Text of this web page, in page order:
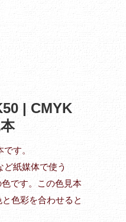
| CMYK
す。
ど紙媒体で使う
です。この色見本
色彩を合わせると